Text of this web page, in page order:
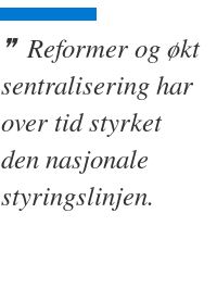
Reformer og økt
sentrali­sering har
over tid styrket
den nasjonale
styringslinjen.